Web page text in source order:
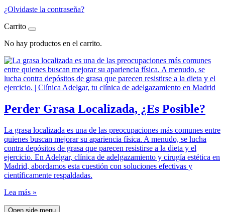
¿Olvidaste la contraseña?
Carrito
No hay productos en el carrito.
Perder Grasa Localizada, ¿Es Posible?
La grasa localizada es una de las preocupaciones más comunes entre
quienes buscan mejorar su apariencia física. A menudo, se lucha
contra depósitos de grasa que parecen resistirse a la dieta y el
ejercicio. En Adelgar, clínica de adelgazamiento y cirugía estética en
Madrid, abordamos esta cuestión con soluciones efectivas y
científicamente respaldadas.
Lea más »
Open side menu